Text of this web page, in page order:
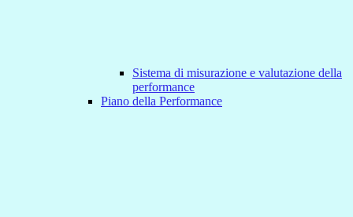
Sistema di misurazione e valutazione della
performance
Piano della Performance